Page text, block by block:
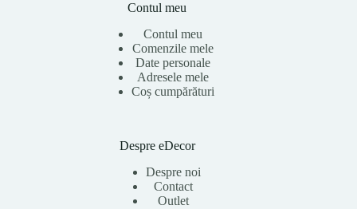
Contul meu
Contul meu
Comenzile mele
Date personale
Adresele mele
Coș cumpărături
Despre eDecor
Despre noi
Contact
Outlet